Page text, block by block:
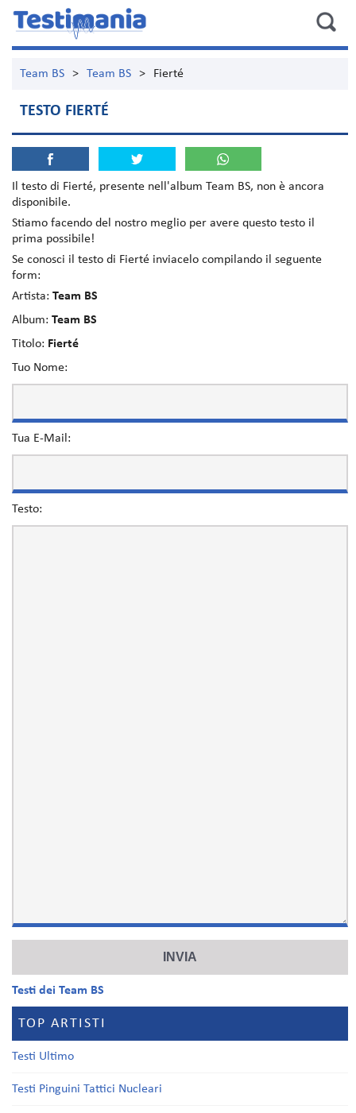
Team BS > Team BS > Fierté
TESTO FIERTÉ
Il testo di Fierté, presente nell'album Team BS, non è ancora
disponibile.
Stiamo facendo del nostro meglio per avere questo testo il
prima possibile!
Se conosci il testo di Fierté inviacelo compilando il seguente
form:
Artista: Team BS
Album: Team BS
Titolo: Fierté
Tuo Nome:
Tua E-Mail:
Testo:
Testi dei Team BS
TOP ARTISTI
Testi Ultimo
Testi Pinguini Tattici Nucleari